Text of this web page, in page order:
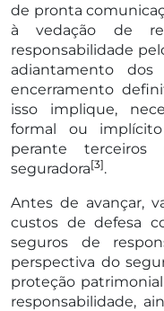
de pronta
à vedação de
responsabilidade
adiantamento
encerramento
isso implique,
formal ou
perante
seguradora[3].
Antes de avançar,
custos de defesa
seguros de
perspectiva do
proteção
responsabilidade,